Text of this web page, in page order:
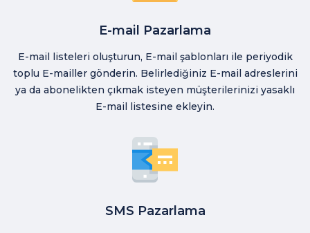
E-mail Pazarlama
E-mail listeleri oluşturun, E-mail şablonları ile periyodik
toplu E-mailler gönderin. Belirlediğiniz E-mail adreslerini
ya da abonelikten çıkmak isteyen müşterilerinizi yasaklı
E-mail listesine ekleyin.
SMS Pazarlama